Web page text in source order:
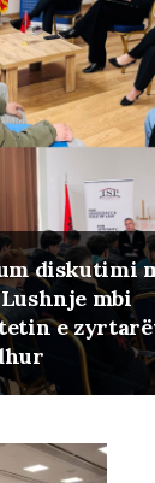
diskutimi
mbi
e